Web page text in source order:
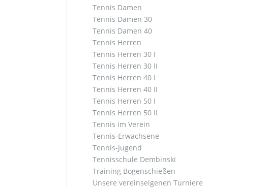
Tennis Damen
Tennis Damen 30
Tennis Damen 40
Tennis Herren
Tennis Herren 30 I
Tennis Herren 30 II
Tennis Herren 40 I
Tennis Herren 40 II
Tennis Herren 50 I
Tennis Herren 50 II
Tennis im Verein
Tennis-Erwachsene
Tennis-Jugend
Tennisschule Dembinski
Training Bogenschießen
Unsere vereinseigenen Turniere